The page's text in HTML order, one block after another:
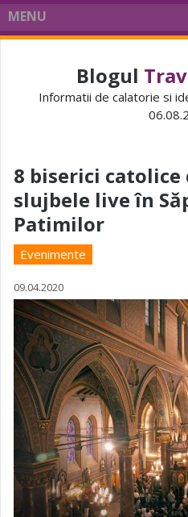
MENU
Blogul
Informatii de calatorie si
8 biserici
slujbele live în
Patimilor
Evenimente
09.04.2020